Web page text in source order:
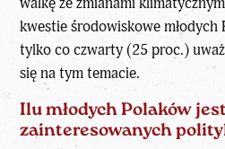
kwestie środowiskowe
tylko co czwarty (25 proc.)
się na tym temacie.
Ilu młodych Polaków jest
zainteresowanych